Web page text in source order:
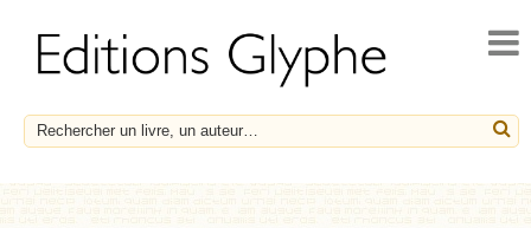
ACTUALITÉS
NOUVEAUTÉS
À PARAÎTRE